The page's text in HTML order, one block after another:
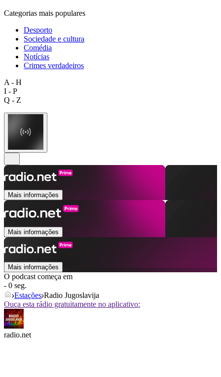
Categorias mais populares
Desporto
Sociedade e cultura
Comédia
Notícias
Crimes verdadeiros
A - H
I - P
Q - Z
Mais informações
Mais informações
Mais informações
O podcast começa em
- 0 seg.
Estações Radio Jugoslavija
Ouça esta rádio gratuitamente no aplicativo:
radio.net